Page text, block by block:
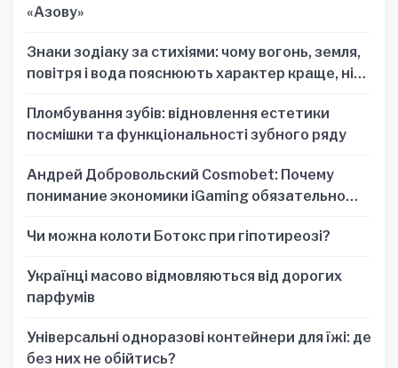
«Азову»
Знаки зодіаку за стихіями: чому вогонь, земля,
повітря і вода пояснюють характер краще, ніж
Пломбування зубів: відновлення естетики
посмішки та функціональності зубного ряду
Андрей Добровольский Cosmobet: Почему
понимание экономики iGaming обязательно
Чи можна колоти Ботокс при гіпотиреозі?
Українці масово відмовляються від дорогих
парфумів
Універсальні одноразові контейнери для їжі: де
без них не обійтись?